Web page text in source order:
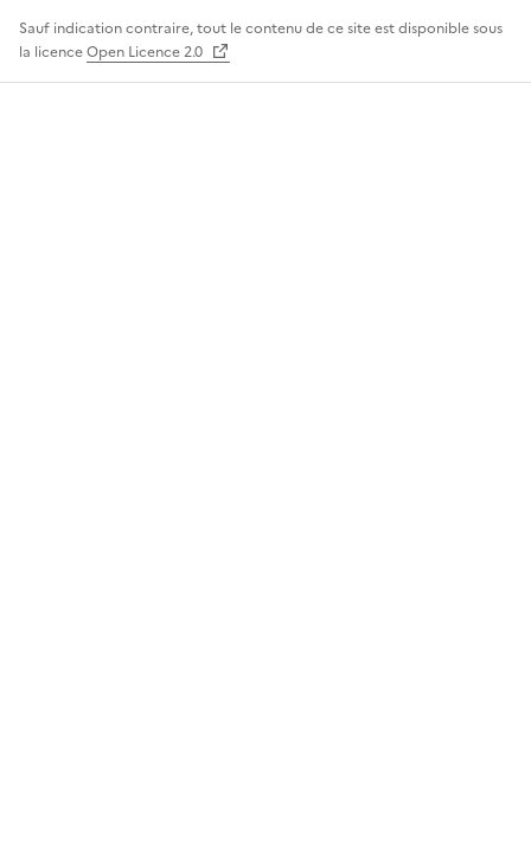
Sauf indication contraire, tout le contenu de ce site est disponible sous
la licenceOpen Licence 2.0